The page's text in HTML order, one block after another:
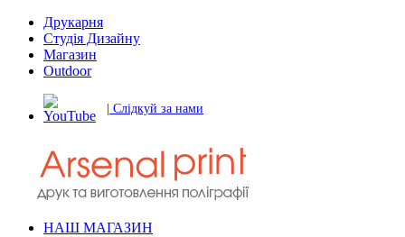
Друкарня
Студія Дизайну
Магазин
Outdoor
| Слідкуй за нами
НАШ МАГАЗИН